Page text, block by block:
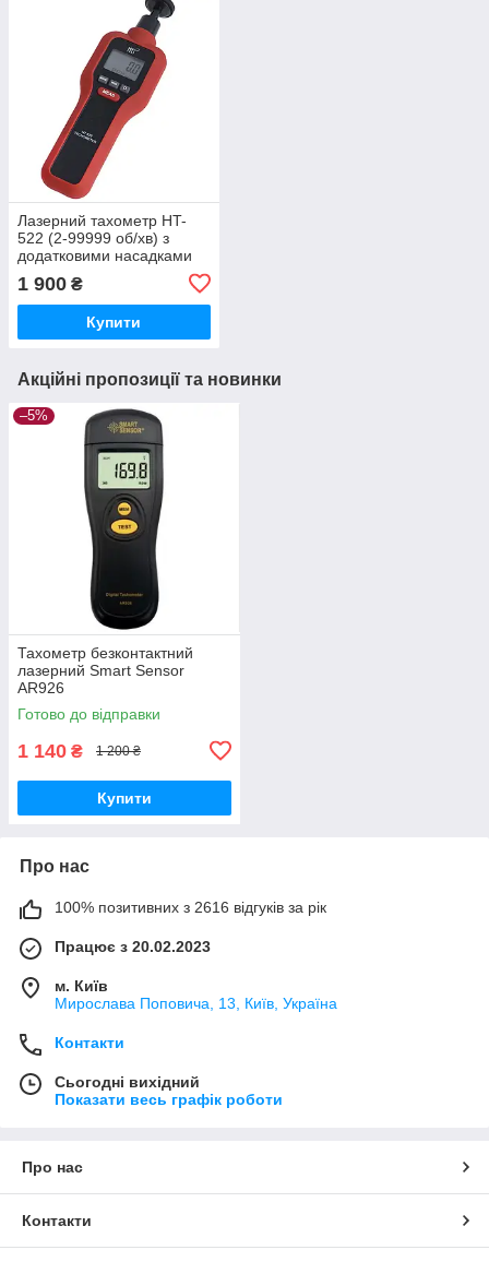
Лазерний тахометр HT-
522 (2-99999 об/хв) з
додатковими насадками
контактним способом
1 900 ₴
Купити
Акційні пропозиції та новинки
–5%
Тахометр безконтактний
лазерний Smart Sensor
AR926
Готово до відправки
1 140 ₴ 1 200 ₴
Купити
Про нас
100% позитивних з 2616 відгуків за рік
Працює з 20.02.2023
м. Київ
Мирослава Поповича, 13, Київ, Україна
Контакти
Сьогодні вихідний
Показати весь графік роботи
Про нас
Контакти